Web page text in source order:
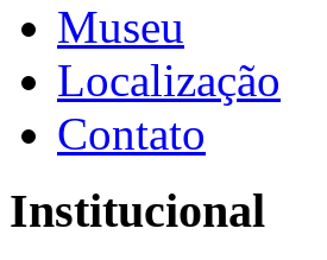
Museu
Localização
Contato
Institucional